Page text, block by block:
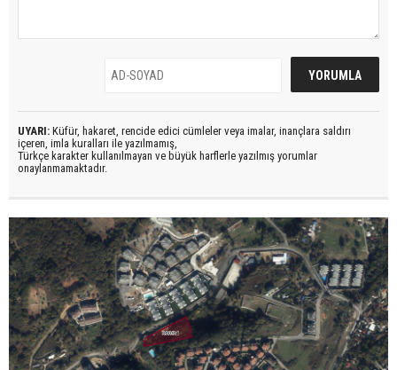
UYARI: Küfür, hakaret, rencide edici cümleler veya imalar, inançlara saldırı
içeren, imla kuralları ile yazılmamış,
Türkçe karakter kullanılmayan ve büyük harflerle yazılmış yorumlar
onaylanmamaktadır.